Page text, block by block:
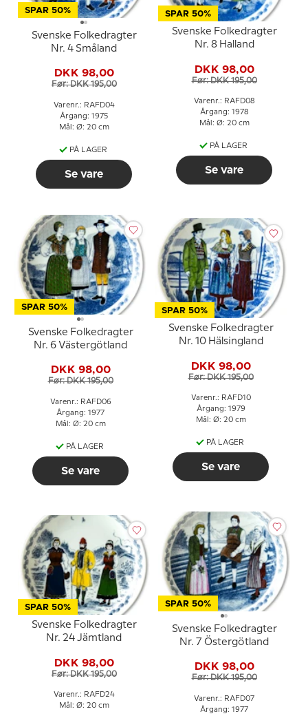
SPAR 50%
Svenske Folkedragter
Nr. 4 Småland
DKK 98,00
Før: DKK 195,00
Varenr.: RAFD04
Årgang: 1975
Mål: Ø: 20 cm
PÅ LAGER
Se vare
SPAR 50%
Svenske Folkedragter
Nr. 8 Halland
DKK 98,00
Før: DKK 195,00
Varenr.: RAFD08
Årgang: 1978
Mål: Ø: 20 cm
PÅ LAGER
Se vare
SPAR 50%
Svenske Folkedragter
Nr. 6 Västergötland
DKK 98,00
Før: DKK 195,00
Varenr.: RAFD06
Årgang: 1977
Mål: Ø: 20 cm
PÅ LAGER
Se vare
SPAR 50%
Svenske Folkedragter
Nr. 10 Hälsingland
DKK 98,00
Før: DKK 195,00
Varenr.: RAFD10
Årgang: 1979
Mål: Ø: 20 cm
PÅ LAGER
Se vare
SPAR 50%
Svenske Folkedragter
Nr. 24 Jämtland
DKK 98,00
Før: DKK 195,00
Varenr.: RAFD24
Mål: Ø: 20 cm
SPAR 50%
Svenske Folkedragter
Nr. 7 Östergötland
DKK 98,00
Før: DKK 195,00
Varenr.: RAFD07
Årgang: 1977